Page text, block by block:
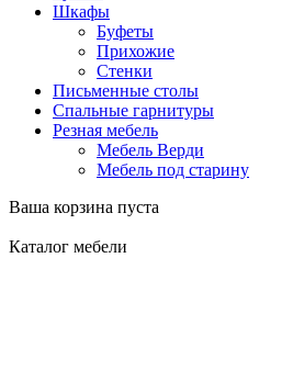
Шкафы
Буфеты
Прихожие
Стенки
Письменные столы
Спальные гарнитуры
Резная мебель
Мебель Верди
Мебель под старину
Ваша корзина пуста
Каталог мебели